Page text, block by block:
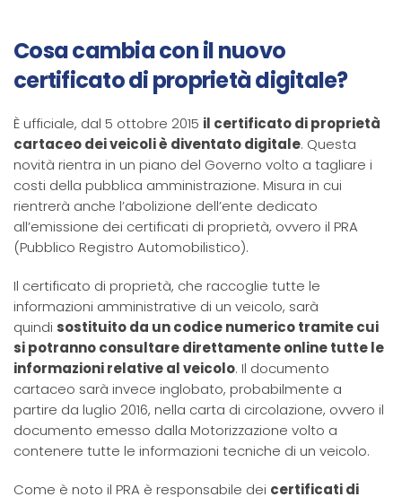
Cosa cambia con il nuovo
certificato di proprietà digitale?
È ufficiale, dal 5 ottobre 2015 il certificato di proprietà
cartaceo dei veicoli è diventato digitale. Questa
novità rientra in un piano del Governo volto a tagliare i
costi della pubblica amministrazione. Misura in cui
rientrerà anche l’abolizione dell’ente dedicato
all’emissione dei certificati di proprietà, ovvero il PRA
(Pubblico Registro Automobilistico).
Il certificato di proprietà, che raccoglie tutte le
informazioni amministrative di un veicolo, sarà
quindi sostituito da un codice numerico tramite cui
si potranno consultare direttamente online tutte le
informazioni relative al veicolo. Il documento
cartaceo sarà invece inglobato, probabilmente a
partire da luglio 2016, nella carta di circolazione, ovvero il
documento emesso dalla Motorizzazione volto a
contenere tutte le informazioni tecniche di un veicolo.
Come è noto il PRA è responsabile dei certificati di